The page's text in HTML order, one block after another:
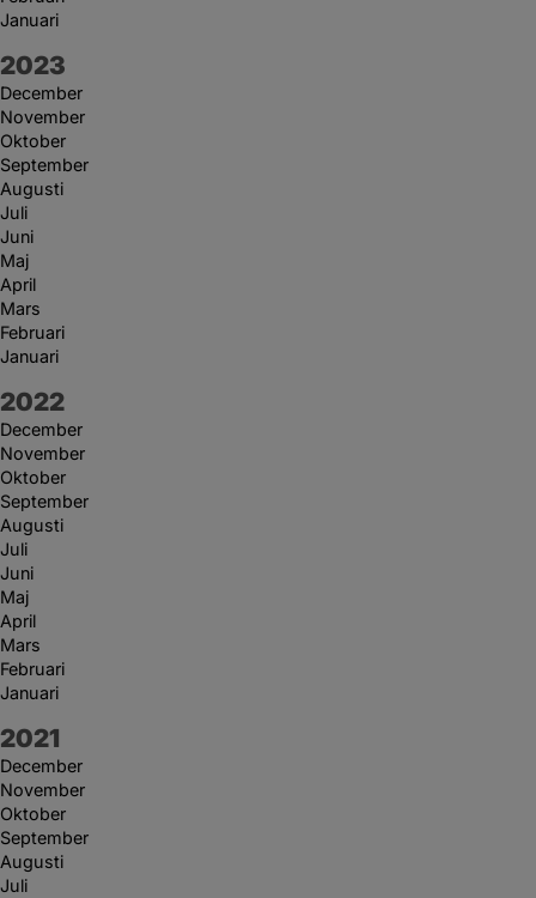
Januari
År:
2023
December
November
Oktober
September
Augusti
Juli
Juni
Maj
April
Mars
Februari
Januari
År:
2022
December
November
Oktober
September
Augusti
Juli
Juni
Maj
April
Mars
Februari
Januari
År:
2021
December
November
Oktober
September
Augusti
Juli